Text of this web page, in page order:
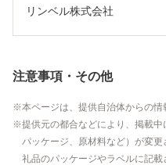
リンベル株式会社
注意事項・その他
本ページは、提供自治体からの情
提供元の都合などにより、掲載中
パッケージ、原材料など）が変
礼品のパッケージやラベルに記